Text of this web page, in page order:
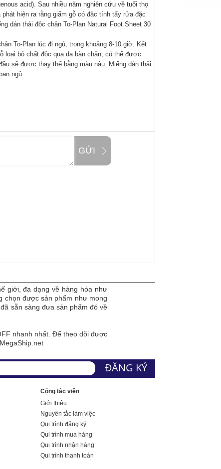
acid). Sau nhiều năm nghiên cứu về tuổi thọ
hiện ra rằng giấm gỗ có đặc tính tẩy rửa đặc
dán thải độc chân To-Plan Natural Foot Sheet 30
To-Plan lúc đi ngủ, trong khoảng 8-10 giờ. Kết
loại bỏ chất độc qua da bàn chân, có thể được
sẽ được thay thế bằng màu nâu. Miếng dán thải
ngủ.
GỬI
giới, đa dạng về hàng hóa như
chọn được sản phẩm như mong
sẵn sàng đưa sản phẩm đó về
nhanh nhất. Để theo dõi được
Cộng tác viên
Giới thiệu
Nguyên tắc làm việc
Qui trình đăng ký
Qui trình mua hàng
Qui trình nhận hàng
Qui trình thanh toán